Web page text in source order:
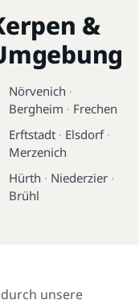
&
Nörvenich ·
Bergheim · Frechen
Erftstadt · Elsdorf·
Merzenich
Hürth · Niederzier ·
Brühl
unsere